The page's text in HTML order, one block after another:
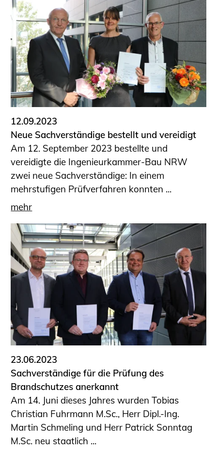
12.09.2023
Neue Sachverständige bestellt und vereidigt
Am 12. September 2023 bestellte und
vereidigte die Ingenieurkammer-Bau NRW
zwei neue Sachverständige: In einem
mehrstufigen Prüfverfahren konnten ...
mehr
23.06.2023
Sachverständige für die Prüfung des
Brandschutzes anerkannt
Am 14. Juni dieses Jahres wurden Tobias
Christian Fuhrmann M.Sc., Herr Dipl.-Ing.
Martin Schmeling und Herr Patrick Sonntag
M.Sc. neu staatlich ...